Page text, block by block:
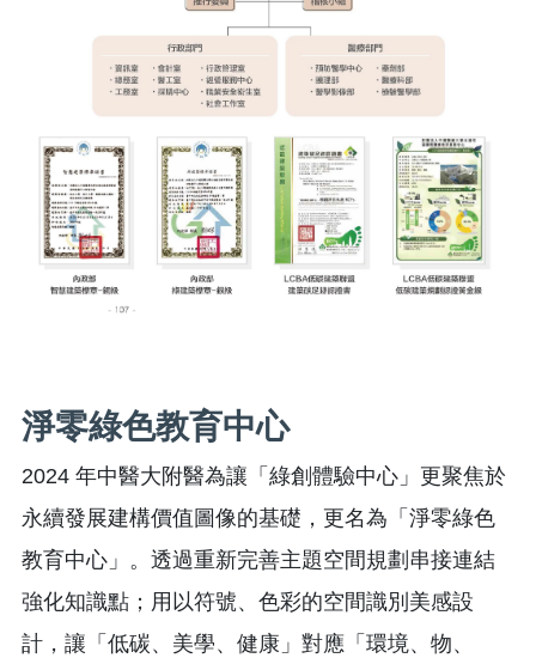
淨零綠色教育中心
2024 年中醫大附醫為讓「綠創體驗中心」更聚焦於
永續發展建構價值圖像的基礎，更名為「淨零綠色
教育中心」。透過重新完善主題空間規劃串接連結
強化知識點；用以符號、色彩的空間識別美感設
計，讓「低碳、美學、健康」對應「環境、物、